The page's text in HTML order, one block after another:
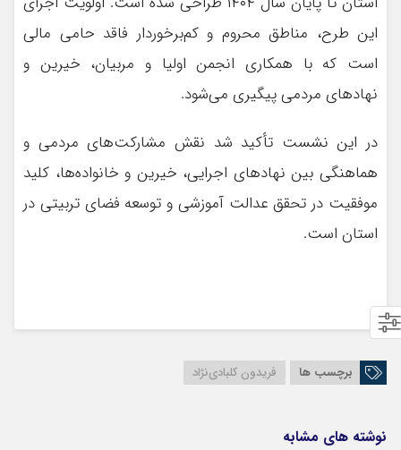
این طرح، مناطق محروم و کم‌برخوردار فاقد حامی مالی
است که با همکاری انجمن اولیا و مربیان، خیرین و
نهادهای مردمی پیگیری می‌شود.
در این نشست تأکید شد نقش مشارکت‌های مردمی و
هماهنگی بین نهادهای اجرایی، خیرین و خانواده‌ها، کلید
موفقیت در تحقق عدالت آموزشی و توسعه فضای تربیتی در
استان است.
برچسب ها فریدون کلبادی‌نژاد
نوشته های مشابه